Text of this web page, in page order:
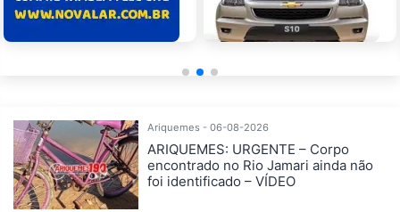
Ariquemes - 06-08-2026
ARIQUEMES: URGENTE – Corpo
encontrado no Rio Jamari ainda não
foi identificado – VÍDEO